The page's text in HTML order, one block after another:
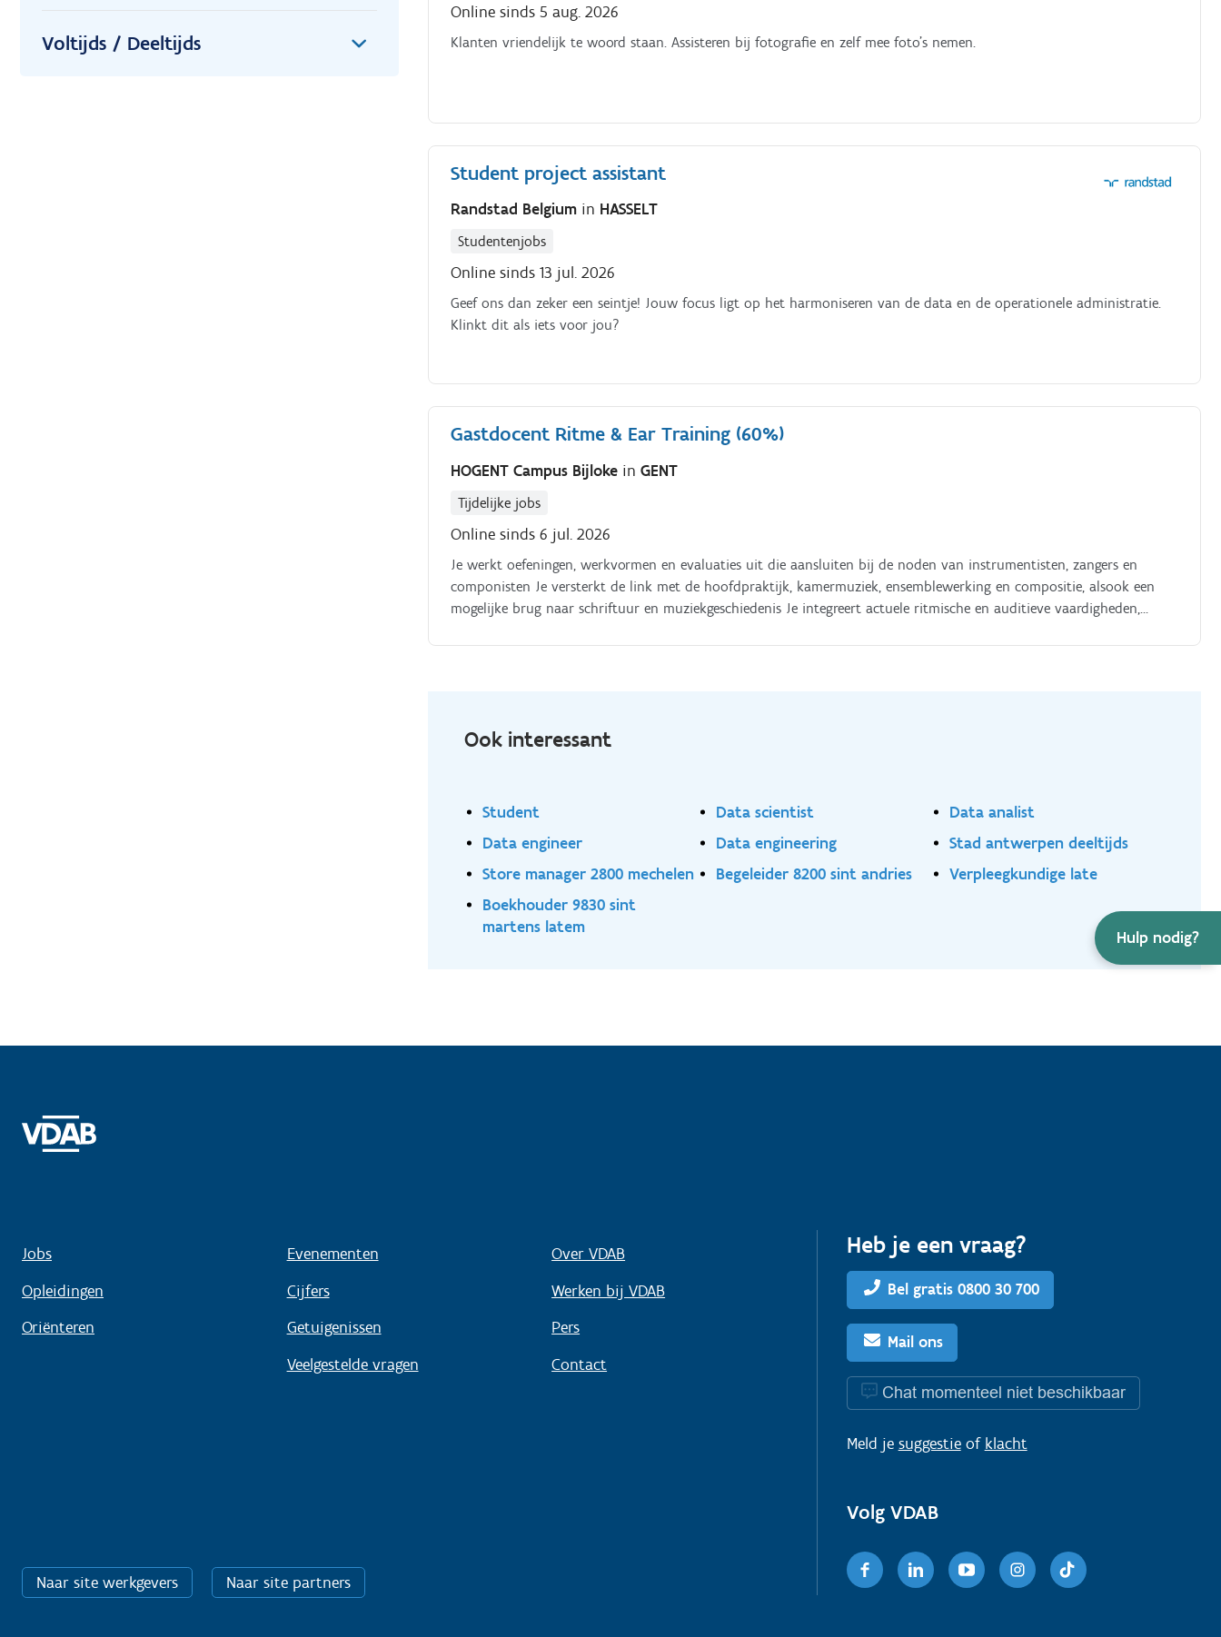
Hulp nodig?
Voltijds / Deeltijds
Online sinds 5 aug. 2026
Klanten vriendelijk te woord staan. Assisteren bij fotografie en zelf mee foto's nemen.
Student project assistant
Randstad Belgium in HASSELT
Studentenjobs
Online sinds 13 jul. 2026
Geef ons dan zeker een seintje! Jouw focus ligt op het harmoniseren van de data en de operationele administratie.
Klinkt dit als iets voor jou?
Gastdocent Ritme & Ear Training (60%)
HOGENT Campus Bijloke inGENT
Tijdelijke jobs
Online sinds 6 jul. 2026
Je werkt oefeningen, werkvormen en evaluaties uit die aansluiten bij de noden van instrumentisten, zangers en
componisten Je versterkt de link met de hoofdpraktijk, kamermuziek, ensemblewerking en compositie, alsook een
mogelijke brug naar schriftuur en muziekgeschiedenis Je integreert actuele ritmische en auditieve vaardigheden,
positieve werkrelatie uit met je collega’s en leidinggevenden Je maakt deel uit van de vakgroep Klassieke Muziek en
Ook interessant
Student Data scientist
Data analist
Data engineer
Data engineering
Stad antwerpen deeltijds
Store manager 2800 mechelen
Begeleider 8200 sint andries
Verpleegkundige late
Boekhouder 9830 sint
martens latem
Jobs
Opleidingen
Oriënteren
Evenementen
Cijfers
Getuigenissen
Veelgestelde vragen
Over VDAB
Werken bij VDAB
Pers
Contact
Naar site werkgevers Naar site partners
Heb je een vraag?
Bel gratis 0800 30 700
Mail ons
Chat momenteel niet beschikbaar
Meld je suggestieof klacht
Volg VDAB
FacebookLinkedinYoutubeInstagram